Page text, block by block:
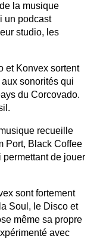
la musique
un podcast
studio, les
et Konvex sortent
sonorités qui
du Corcovado.
recueille
Port, Black Coffee
de jouer
sont fortement
Soul, le Disco et
même sa propre
avec